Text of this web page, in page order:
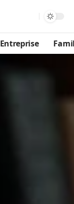
Entreprise